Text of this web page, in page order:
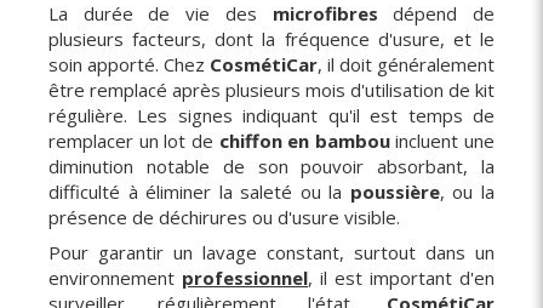
La durée de vie des microfibres dépend de
plusieurs facteurs, dont la fréquence d'usure, et le
soin apporté. Chez CosmétiCar, il doit généralement
être remplacé après plusieurs mois d'utilisation de kit
régulière. Les signes indiquant qu'il est temps de
remplacer un lot de chiffon en bambouincluent une
diminution notable de son pouvoir absorbant, la
difficulté à éliminer la saleté ou la poussière, ou la
présence de déchirures ou d'usure visible.
Pour garantir un lavage constant, surtout dans un
environnement professionnel, il est important d'en
surveiller régulièrement l'état. CosmétiCar